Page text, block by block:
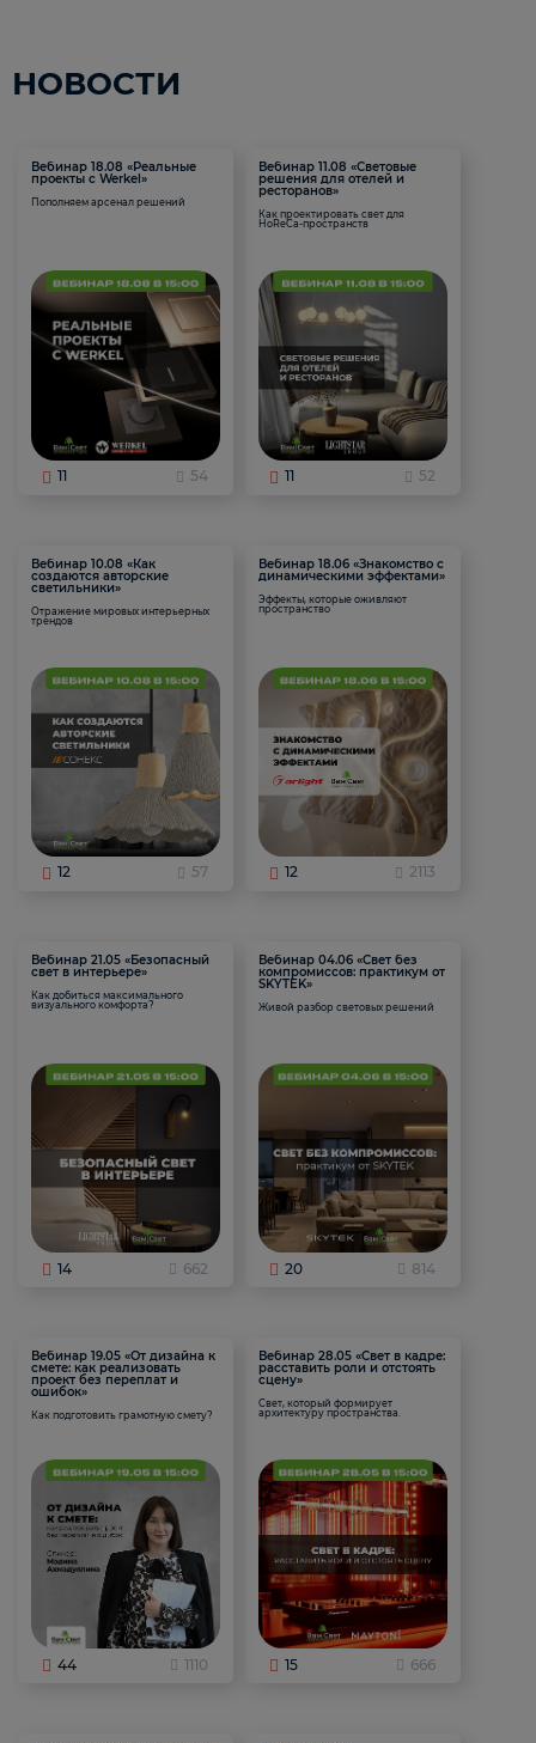
НОВОСТИ
Вебинар 18.08 «Реальные
проекты с Werkel»
Пополняем арсенал решений
11 54
Вебинар 11.08 «Световые
решения для отелей и
ресторанов»
Как проектировать свет для
HoReCa-пространств
11 52
Вебинар 10.08 «Как
создаются авторские
светильники»
Отражение мировых интерьерных
трендов
12 57
Вебинар 18.06 «Знакомство с
динамическими эффектами»
Эффекты, которые оживляют
пространство
12 2113
Вебинар 21.05 «Безопасный
свет в интерьере»
Как добиться максимального
визуального комфорта?
14 662
Вебинар 04.06 «Свет без
компромиссов: практикум от
SKYTEK»
Живой разбор световых решений
20 814
Вебинар 19.05 «От дизайна к
смете: как реализовать
проект без переплат и
ошибок»
Как подготовить грамотную смету?
44 1110
Вебинар 28.05 «Свет в кадре:
расставить роли и отстоять
сцену»
Свет, который формирует
архитектуру пространства.
15 666